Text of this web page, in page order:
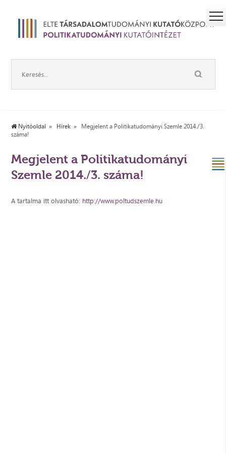
Nyitóoldal Hírek
Megjelent a Politikatudományi Szemle 2014./3.
száma!
Megjelent a Politikatudományi
Szemle 2014./3. száma!
A tartalma itt olvasható: http://www.poltudszemle.hu